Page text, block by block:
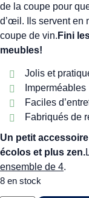
de la coupe pour
d’œil. Ils servent en
coupe de vin. Fini
meubles!
Jolis et
Imperméables
Faciles
Fabriqués de
Un petit
écolos et plus zen.
ensemble de 4.
8 en stock